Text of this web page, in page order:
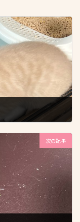
次の記事